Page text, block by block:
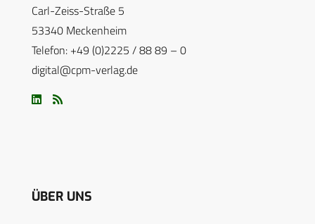
Carl-Zeiss-Straße 5
53340 Meckenheim
Telefon: +49 (0)2225 / 88 89 – 0
digital@cpm-verlag.de
ÜBER UNS